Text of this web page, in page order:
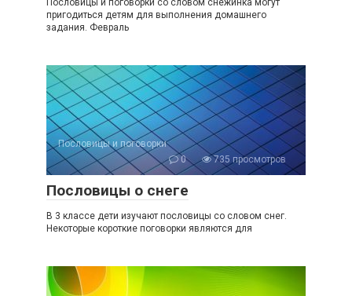
Пословицы и поговорки со словом снежинка могут
пригодиться детям для выполнения домашнего
задания. Февраль
Пословицы и поговорки
0
735 просмотров
Пословицы о снеге
В 3 классе дети изучают пословицы со словом снег.
Некоторые короткие поговорки являются для